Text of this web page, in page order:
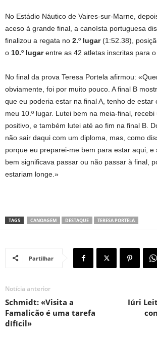
No Estádio Náutico de Vaires-sur-Marne,
aceso à grande final, a canoísta portuguesa
finalizou a regata no 2.º lugar(1:52.38),
o 10.º lugarentre as 42 atletas inscritas para o
No final da prova Teresa Portela afirmou:
obviamente, foi por muito pouco. A final B
que eu poderia estar na final A, tenho de estar
meu 10.º lugar. Lutei bem na meia-final, recebi
positivo, e também lutei até ao fim na final B.
não sair daqui com um diploma, mas, como
porque eu preparei-me bem para estar aqui, e
bem significava passar ou não passar à final,
estariam longe.»
TAGS CANOAGEM DESTAQUE TERESA PORTELA
Partilhar
Notícia anterior
Schmidt: «Visita a
Famalicão é uma tarefa
dífícil»
Iúri